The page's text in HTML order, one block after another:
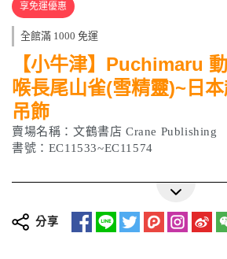
享免運優惠
全館滿 1000 免運
【小牛津】Puchimaru
喉長尾山雀(雪精靈)~日
吊飾
賣場名稱：文鶴書店 Crane Publishing
書號：EC11533~EC11574
分享